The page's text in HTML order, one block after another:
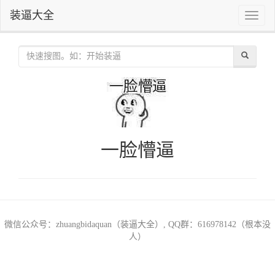
Toggle
装逼大全
一脸懵逼
微信公众号：zhuangbidaquan（装逼大全）, QQ群：616978142（根本没
人）